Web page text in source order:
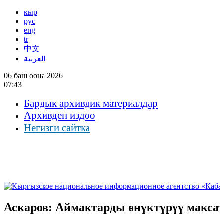
кыр
рус
eng
tr
中文
العربية
06 баш оона 2026
07:43
Бардык архивдик материалдар
Архивден издөө
Негизги сайтка
Аскаров: Аймактарды өнүктүрүү